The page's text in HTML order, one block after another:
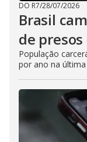
DO R7/28/07/2026
Brasil
de
População
por ano na